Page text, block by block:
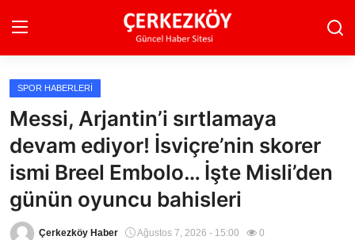
Ana Sayfa
Son Dakika
Ekonomi Haberleri
Magazin Haberleri
SPOR HABERLERI
Messi, Arjantin’i sırtlamaya
devam ediyor! İsviçre’nin skorer
ismi Breel Embolo… İşte Misli’den
günün oyuncu bahisleri
Çerkezköy Haber Ağustos 7, 2026 - 15:00 0